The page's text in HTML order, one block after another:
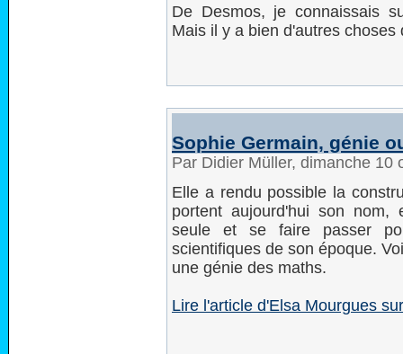
De Desmos, je connaissais
Mais il y a bien d'autres
Sophie Germain, génie
Par Didier Müller, dimanche
Elle a rendu possible la
portent aujourd'hui son nom,
seule et se faire passer
scientifiques de son époque.
une génie des maths.
Lire l'article d'Elsa Mourgues